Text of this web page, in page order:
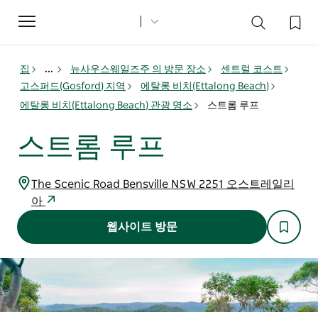
Toggle
navigation
집 ... 뉴사우스웨일즈주 의 방문 장소
센트럴 코스트
고스퍼드(Gosford) 지역
에탈롱 비치(Ettalong Beach)
에탈롱 비치(Ettalong Beach) 관광 명소
스트롬 루프
스트롬 루프
The Scenic Road Bensville NSW 2251 오스트레일리
아
웹사이트 방문